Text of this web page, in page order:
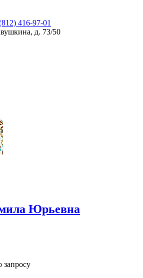
416-97-01
д. 73/50
Юрьевна
запросу